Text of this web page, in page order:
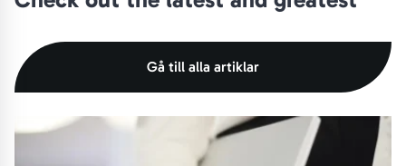
Gå till alla artiklar